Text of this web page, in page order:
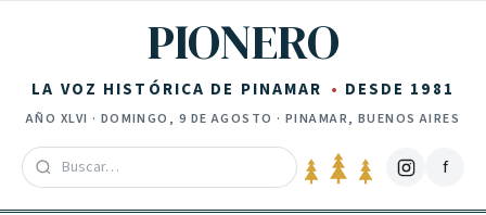
PIONERO
LA VOZ HISTÓRICA DE PINAMAR DESDE 1981
AÑO XLVI · DOMINGO, 9 DE AGOSTO · PINAMAR, BUENOS AIRES
f